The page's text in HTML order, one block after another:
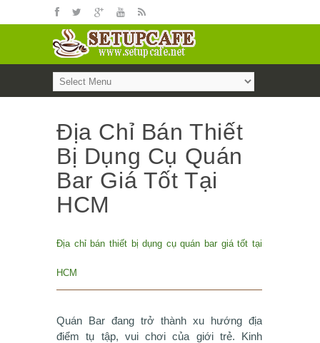
Địa Chỉ Bán Thiết
Bị Dụng Cụ Quán
Bar Giá Tốt Tại
HCM
Địa chỉ bán thiết bị dụng cụ quán bar giá tốt tại
HCM
Quán Bar đang trở thành xu hướng địa
điểm tụ tập, vui chơi của giới trẻ. Kinh